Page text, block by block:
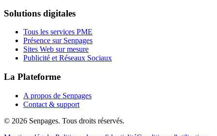
Solutions digitales
Tous les services PME
Présence sur Senpages
Sites Web sur mesure
Publicité et Réseaux Sociaux
La Plateforme
A propos de Senpages
Contact & support
© 2026 Senpages. Tous droits réservés.